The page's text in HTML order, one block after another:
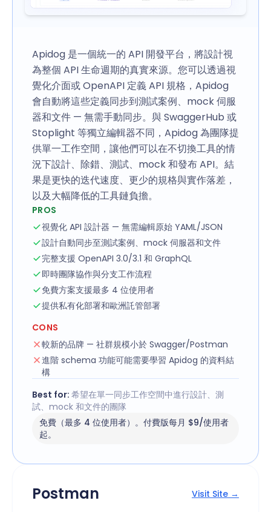
Apidog 是一個統一的 API 開發平台，將設計視
為整個 API 生命週期的真實來源。您可以透過視
覺化介面或 OpenAPI 定義 API 規格，Apidog
會自動將這些定義同步到測試案例、mock 伺服
器和文件 — 無需手動同步。與 SwaggerHub 或
Stoplight 等獨立編輯器不同，Apidog 為團隊提
供單一工作空間，讓他們可以在不切換工具的情
況下設計、除錯、測試、mock 和發布 API。結
果是更快的迭代速度、更少的規格與實作落差，
以及大幅降低的工具鏈負擔。
PROS
視覺化 API 設計器 — 無需編輯原始 YAML/JSON
設計自動同步至測試案例、mock 伺服器和文件
完整支援 OpenAPI 3.0/3.1 和 GraphQL
即時團隊協作與分支工作流程
免費方案支援最多 4 位使用者
提供私有化部署和歐洲託管部署
CONS
較新的品牌 — 社群規模小於 Swagger/Postman
進階 schema 功能可能需要學習 Apidog 的資料結
構
Best for: 希望在單一同步工作空間中進行設計、測
試、mock 和文件的團隊
免費（最多 4 位使用者）。付費版每月 $9/使用者
起。
Postman Visit Site →